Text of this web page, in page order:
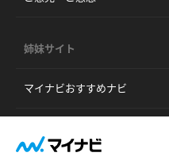
姉妹サイト
マイナビおすすめナビ